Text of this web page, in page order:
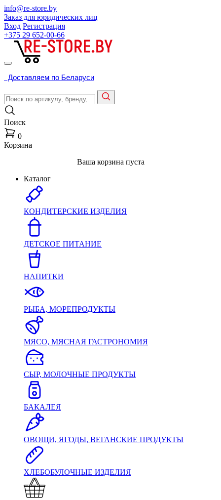
info@re-store.by
Заказ для юридических лиц
Вход Регистрация
+375 29 652-00-66
Доставляем по Беларуси
Поиск
0
Корзина
Ваша корзина пуста
Каталог
КОНДИТЕРСКИЕ ИЗДЕЛИЯ
ДЕТСКОЕ ПИТАНИЕ
НАПИТКИ
РЫБА, МОРЕПРОДУКТЫ
МЯСО, МЯСНАЯ ГАСТРОНОМИЯ
СЫР, МОЛОЧНЫЕ ПРОДУКТЫ
БАКАЛЕЯ
ОВОЩИ, ЯГОДЫ, ВЕГАНСКИЕ ПРОДУКТЫ
ХЛЕБОБУЛОЧНЫЕ ИЗДЕЛИЯ